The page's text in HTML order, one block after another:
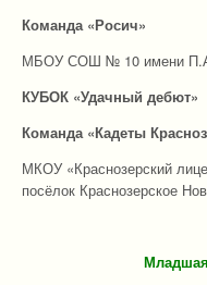
Команда «Росич»
МБОУ СОШ № 10 имени П.А.
КУБОК «Удачный дебют»
Команда «Кадеты
МКОУ «Краснозерский
посёлок Краснозерское
Младшая